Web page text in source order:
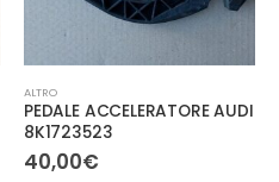
ALTRO
PEDALE ACCELERATORE AUDI
8K1723523
40,00€